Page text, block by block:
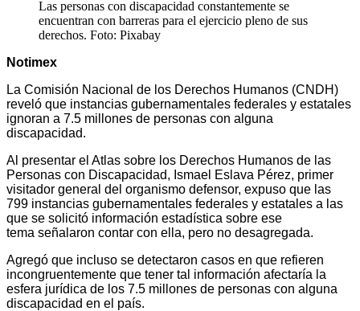
Las personas con discapacidad constantemente se
encuentran con barreras para el ejercicio pleno de sus
derechos. Foto: Pixabay
Notimex
La Comisión Nacional de los Derechos Humanos (CNDH)
reveló que instancias gubernamentales federales y estatales
ignoran a 7.5 millones de personas con alguna
discapacidad.
Al presentar el Atlas sobre los Derechos Humanos de las
Personas con Discapacidad, Ismael Eslava Pérez, primer
visitador general del organismo defensor, expuso que las
799 instancias gubernamentales federales y estatales a las
que se solicitó información estadística sobre ese
tema señalaron contar con ella, pero no desagregada.
Agregó que incluso se detectaron casos en que refieren
incongruentemente que tener tal información afectaría la
esfera jurídica de los 7.5 millones de personas con alguna
discapacidad en el país.